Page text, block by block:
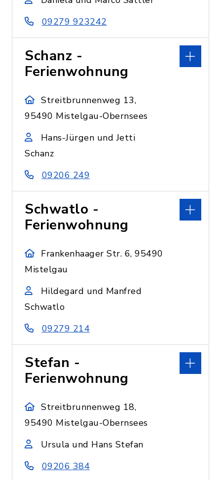
09279 923242
Schanz -
Ferienwohnung
Streitbrunnenweg 13,
95490 Mistelgau-Obernsees
Hans-Jürgen und Jetti
Schanz
09206 249
Schwatlo -
Ferienwohnung
Frankenhaager Str. 6, 95490
Mistelgau
Hildegard und Manfred
Schwatlo
09279 214
Stefan -
Ferienwohnung
Streitbrunnenweg 18,
95490 Mistelgau-Obernsees
Ursula und Hans Stefan
09206 384